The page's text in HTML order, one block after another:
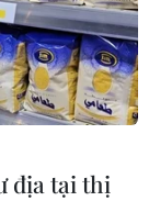
địa tại thị